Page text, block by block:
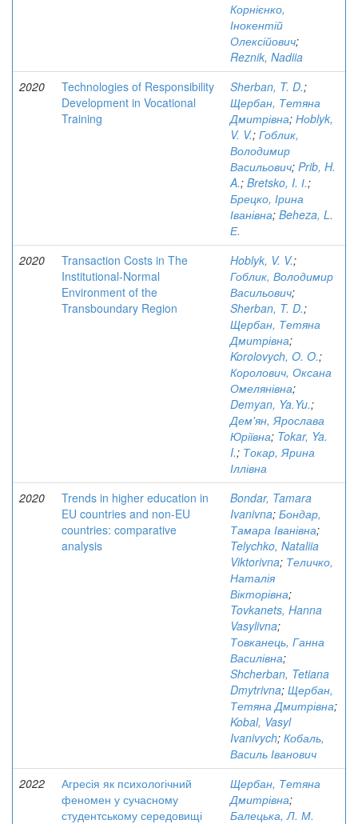
Корнієнко,
Інокентій
Олексійович;
Reznik, Nadiia
2020
Technologies of Responsibility
Development in Vocational
Training
Sherban, T. D.;
Щербан, Тетяна
Дмитрівна; Ноblyk,
V. V.; Гоблик,
Володимир
Васильович; Prib, H.
A.; Bretsko, I. І.;
Брецко, Ірина
Іванівна; Beheza, L.
Е.
2020
Transaction Costs in The
Institutional-Normal
Environment of the
Transboundary Region
Hoblyk, V. V.;
Гоблик, Володимир
Васильович;
Sherban, T. D.;
Щербан, Тетяна
Дмитрівна;
Korolovych, O. O.;
Королович, Оксана
Омелянівна;
Demyan, Ya.Yu.;
Дем'ян, Ярослава
Юріївна; Tokar, Ya.
I.; Токар, Ярина
Іллівна
2020
Trends in higher education in
EU countries and non-EU
countries: comparative
analysis
Bondar, Tamara
Ivanivna; Бондар,
Тамара Іванівна;
Telychko, Nataliia
Viktorivna; Теличко,
Наталія
Вікторівна;
Tovkanets, Hanna
Vasylivna;
Товканець, Ганна
Василівна;
Shcherban, Tetiana
Dmytrivna; Щербан,
Тетяна Дмитрівна;
Kobal, Vasyl
Ivanivych; Кобаль,
Василь Іванович
2022
Агресія як психологічний
феномен у сучасному
студентському середовищі
Щербан, Тетяна
Дмитрівна;
Балецька, Л. М.